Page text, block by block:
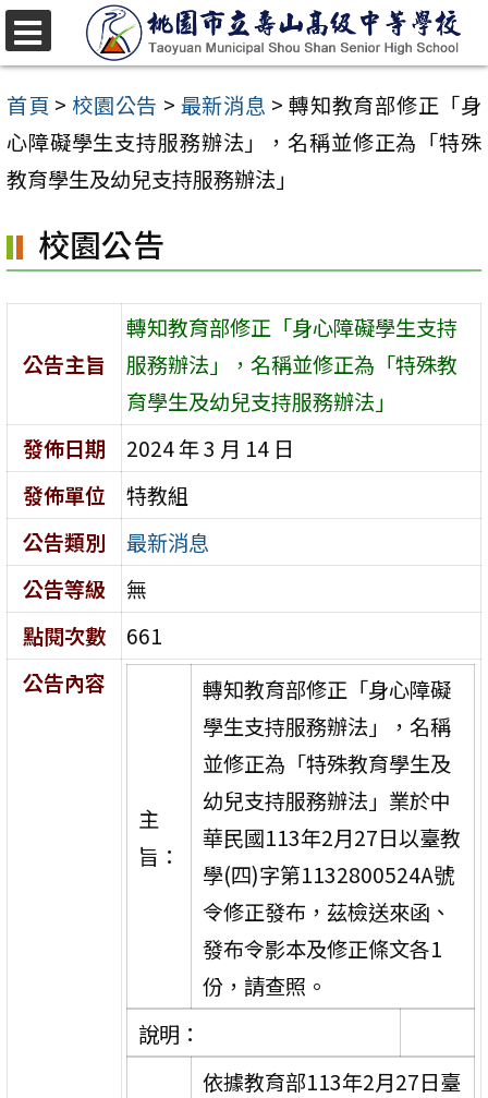
跳
至
主
要
內
區
首頁 > 校園公告 > 最新消息 > 轉知教育部修正「身
心障礙學生支持服務辦法」，名稱並修正為「特殊
教育學生及幼兒支持服務辦法」
校園公告
公告主旨
轉知教育部修正「身心障礙學生支持
服務辦法」，名稱並修正為「特殊教
育學生及幼兒支持服務辦法」
發佈日期
2024 年 3 月 14 日
發佈單位
特教組
公告類別
最新消息
公告等級
無
點閱次數
661
公告內容
主
旨：
轉知教育部修正「身心障礙
學生支持服務辦法」，名稱
並修正為「特殊教育學生及
幼兒支持服務辦法」業於中
華民國113年2月27日以臺教
學(四)字第1132800524A號
令修正發布，茲檢送來函、
發布令影本及修正條文各1
份，請查照。
說明：
依據教育部113年2月27日臺
選
單